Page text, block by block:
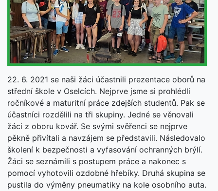
22. 6. 2021 se naši žáci účastnili prezentace oborů na
střední škole v Oselcích. Nejprve jsme si prohlédli
ročníkové a maturitní práce zdejších studentů. Pak se
účastníci rozdělili na tři skupiny. Jedné se věnovali
žáci z oboru kovář. Se svými svěřenci se nejprve
pěkně přivítali a navzájem se představili. Následovalo
školení k bezpečnosti a vyfasování ochranných brýlí.
Žáci se seznámili s postupem práce a nakonec s
pomocí vyhotovili ozdobné hřebíky. Druhá skupina se
pustila do výměny pneumatiky na kole osobního auta.